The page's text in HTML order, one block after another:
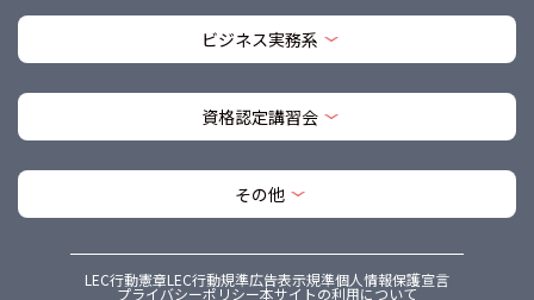
ビジネス実務系
資格認定講習会
その他
LEC行動憲章LEC行動規準広告表示規準個人情報保護宣言
プライバシーポリシー本サイトの利用について